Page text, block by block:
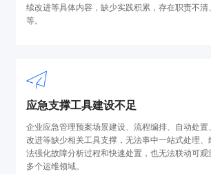
续改进等具体内容，缺少实践积累，存在职责不
等。
应急支撑工具建设不足
企业应急管理预案场景建设、流程编排、自动处
改进等缺少相关工具支撑，无法事中一站式处理
法强化故障分析过程和快速处置，也无法联动可
多个运维领域。